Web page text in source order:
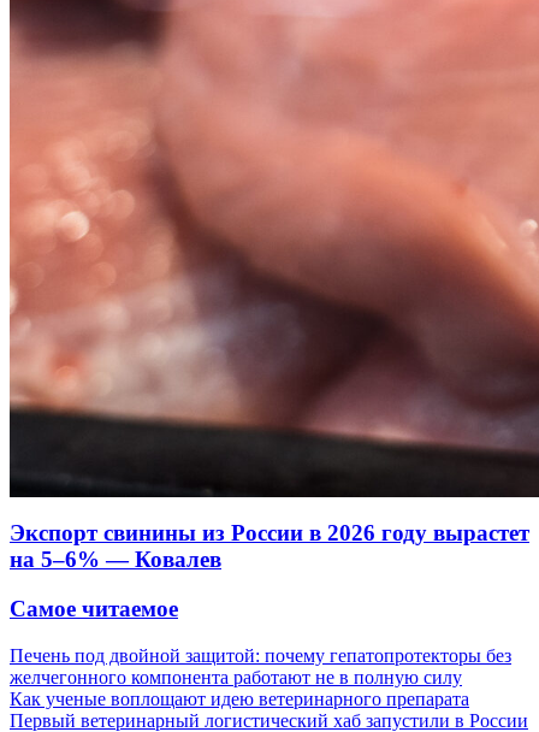
Экспорт свинины из России в 2026 году вырастет
на 5–6% — Ковалев
Самое читаемое
Печень под двойной защитой: почему гепатопротекторы без
желчегонного компонента работают не в полную силу
Как ученые воплощают идею ветеринарного препарата
Первый ветеринарный логистический хаб запустили в России